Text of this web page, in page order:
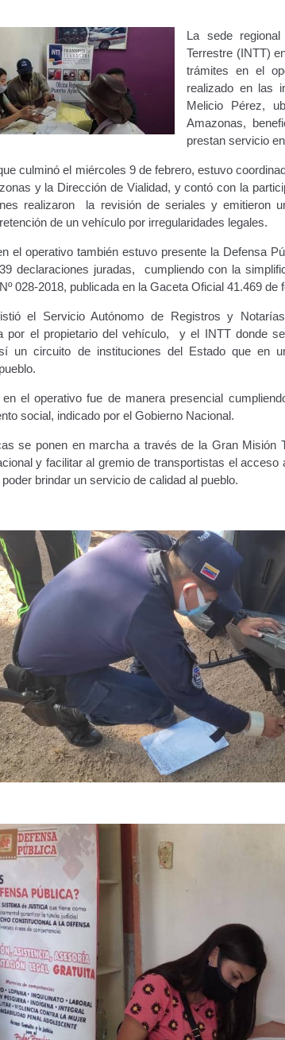
de Servicio (CPS) de Transporte Público de
a Paso Planilla Única de Trámite Registro
Cuarto Grado (4°). Registro Original de Licencia
Segundo Grado (2°) – (Mayores de 16 años).
Tercer Grado (3°) – (Mayores de 16 y menores de
Taxi, Transporte Público y Privado de
Vehículos en Estacionamiento Trabajos en la
del Vehículo – Servicio Frecuente Vehículo
La sede
Terrestre (INTT)
trámites en el
realizado en las
Melicio Pérez,
Amazonas,
prestan servicio
culminó el miércoles 9 de febrero, estuvo
y la Dirección de Vialidad, y contó con la
realizaron la revisión de seriales y emitieron
de un vehículo por irregularidades legales.
el operativo también estuvo presente la Defensa
declaraciones juradas, cumpliendo con la
028-2018, publicada en la Gaceta Oficial 41.469 de
el Servicio Autónomo de Registros y
por el propietario del vehículo, y el INTT donde
un circuito de instituciones del Estado que en
en el operativo fue de manera presencial
social, indicado por el Gobierno Nacional.
se ponen en marcha a través de la Gran Misión
y facilitar al gremio de transportistas el
brindar un servicio de calidad al pueblo.